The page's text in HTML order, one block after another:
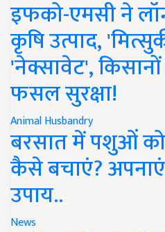
इफको-एमसी ने
कृषि उत्पाद,
'नेक्सावेट',
फसल सुरक्षा!
Animal Husbandry
बरसात में पशुओं को
कैसे बचाएं?
उपाय..
News